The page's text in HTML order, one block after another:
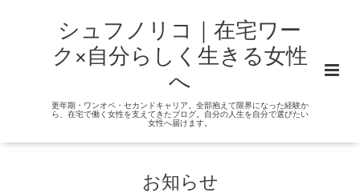
シュフノリコ｜在宅ワー
ク×自分らしく生きる女性
へ
更年期・ワンオペ・セカンドキャリア。全部抱えて限界になった経験か
ら、在宅で働く女性を支えてきたブログ。自分の人生を自分で選びたい
女性へ届けます。
お知らせ